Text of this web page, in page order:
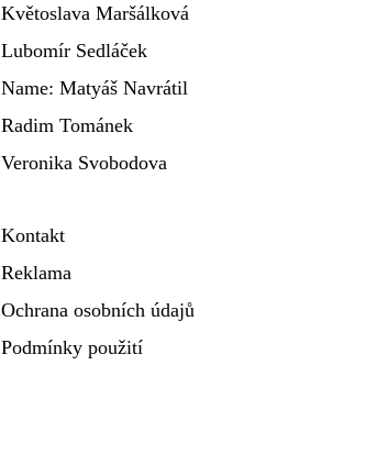
Květoslava Maršálková
Lubomír Sedláček
Name: Matyáš Navrátil
Radim Tománek
Veronika Svobodova
Kontakt
Reklama
Ochrana osobních údajů
Podmínky použití